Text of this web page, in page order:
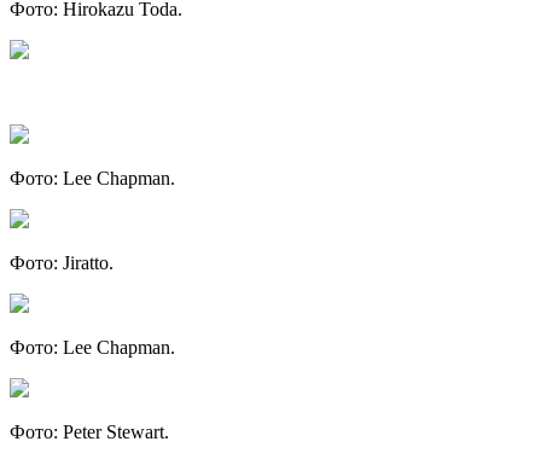
Фото: Hirokazu Toda.
Фото: Lee Chapman.
Фото: Jiratto.
Фото: Lee Chapman.
Фото: Peter Stewart.